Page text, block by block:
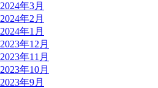
2024年3月
2024年2月
2024年1月
2023年12月
2023年11月
2023年10月
2023年9月